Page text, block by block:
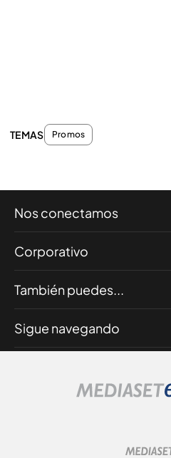
TEMAS Promos
Nos conectamos
Corporativo
También puedes...
Sigue navegando